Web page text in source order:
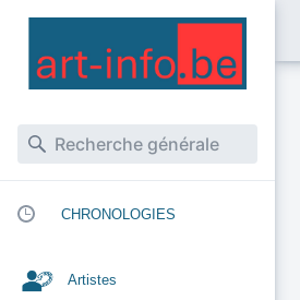
CHRONOLOGIES
Artistes